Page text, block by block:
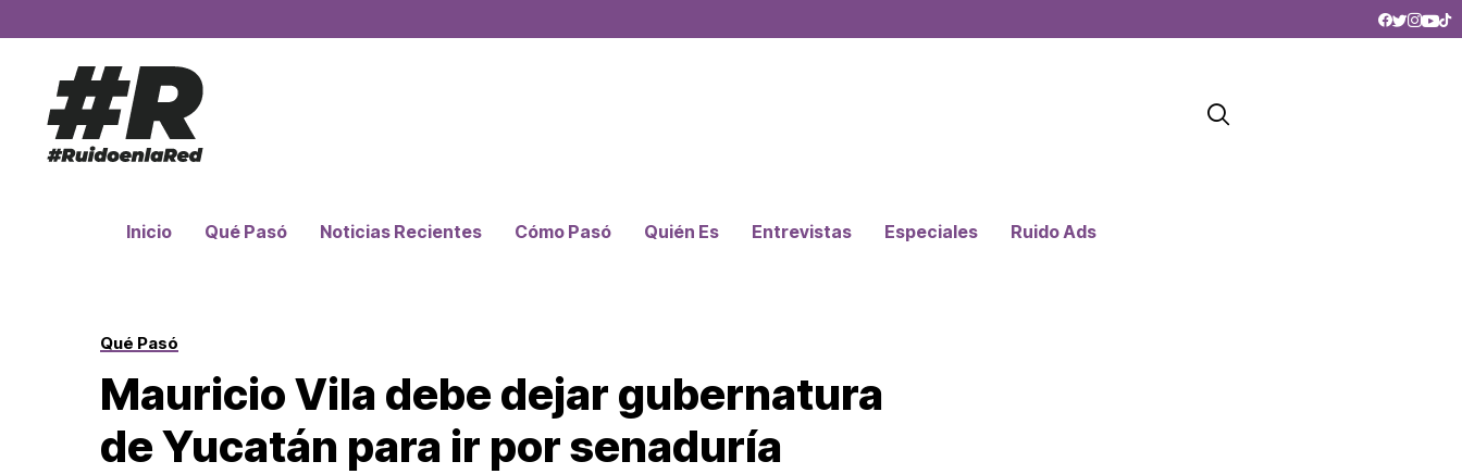
Inicio Qué Pasó Noticias Recientes Cómo Pasó Quién Es Entrevistas Especiales Ruido Ads
Qué Pasó
Mauricio Vila debe dejar gubernatura
de Yucatán para ir por senaduría